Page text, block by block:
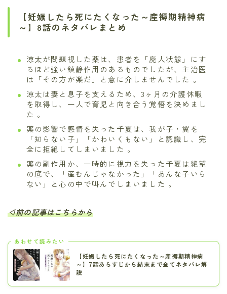
【妊娠したら死にたくなった～産褥期精神病
～】8話のネタバレまとめ
涼太が問題視した薬は、患者を「廃人状態」にす
るほど強い鎮静作用のあるものでしたが、主治医
は「その方が楽だ」と意に介しませんでした 。
涼太は妻と息子を支えるため、3ヶ月の介護休暇
を取得し、一人で育児と向き合う覚悟を決めまし
た 。
薬の影響で感情を失った千夏は、我が子・翼を
「知らない子」「かわいくもない」と認識し、完
全に拒絶してしまいました 。
薬の副作用か、一時的に視力を失った千夏は絶望
の底で、「産むんじゃなかった」「あんな子いら
ない」と心の中で叫んでしまいました 。
◁前の記事はこちらから
あわせて読みたい
【妊娠したら死にたくなった～産褥期精神病
～】7話あらすじから結末まで全てネタバレ解
説